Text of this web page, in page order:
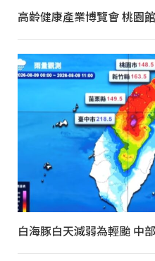
高齡健康產業博覽會 桃園
白海豚白天減弱為輕颱 中